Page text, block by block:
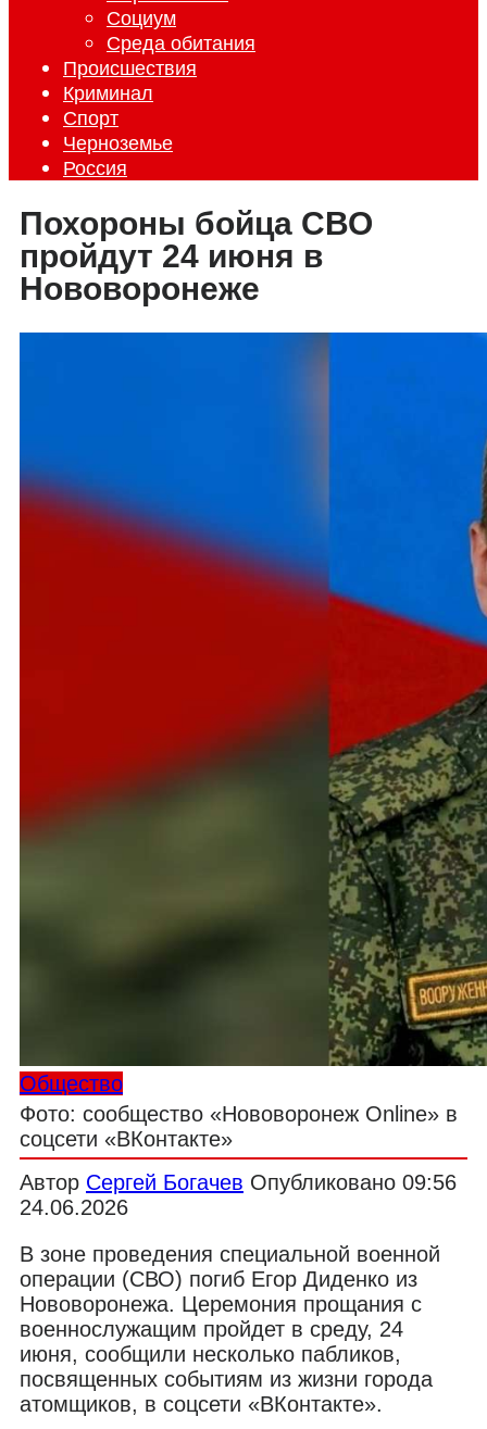
Социум
Среда обитания
Происшествия
Криминал
Спорт
Черноземье
Россия
Похороны бойца СВО
пройдут 24 июня в
Нововоронеже
Общество
Фото: сообщество «Нововоронеж Online» в
соцсети «ВКонтакте»
Автор Сергей Богачев Опубликовано 09:56
24.06.2026
В зоне проведения специальной военной
операции (СВО) погиб Егор Диденко из
Нововоронежа. Церемония прощания с
военнослужащим пройдет в среду, 24
июня, сообщили несколько пабликов,
посвященных событиям из жизни города
атомщиков, в соцсети «ВКонтакте».